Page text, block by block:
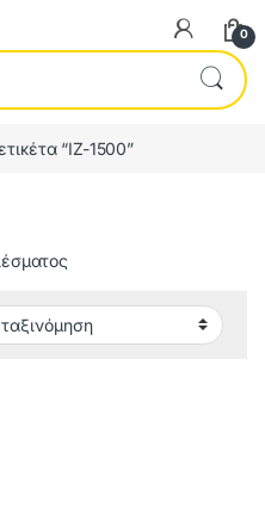
0
“IZ-1500”